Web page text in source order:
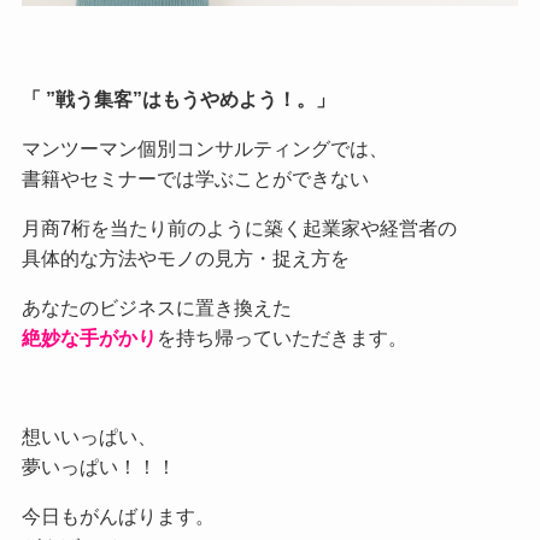
「 ”戦う集客”はもうやめよう！。」
マンツーマン個別コンサルティングでは、
書籍やセミナーでは学ぶことができない
月商7桁を当たり前のように築く起業家や経営者の
具体的な方法やモノの見方・捉え方を
あなたのビジネスに置き換えた
絶妙な手がかり を持ち帰っていただきます。
想いいっぱい、
夢いっぱい！！！
今日もがんばります。